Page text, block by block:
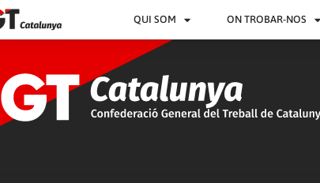
QUI SOM ON TROBAR-NOS